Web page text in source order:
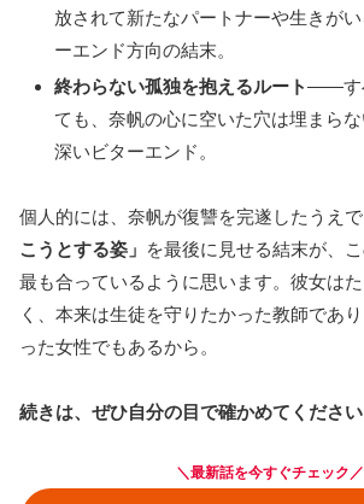
放されて新たなパートナーや生きが
ーエンド方向の結末。
終わらない孤独を抱えるルート――す
ても、奈帆の心に空いた穴は埋まら
深いビターエンド。
個人的には、奈帆が復讐を完遂したうえで
こうとする姿」 を最後に見せる結末が、
最も合っているように思います。彼女は
く、本来は生徒を守りたかった教師であ
った女性でもあるから。
続きは、ぜひ自分の目で確かめてください
＼ 最新話を今すぐチェック ／